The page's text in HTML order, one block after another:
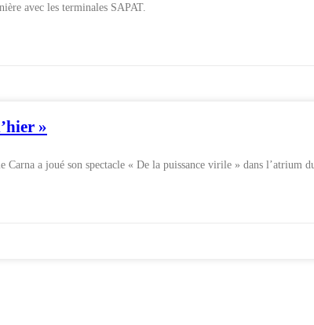
avec les terminales SAPAT.
»
a joué son spectacle « De la puissance virile » dans l’atrium